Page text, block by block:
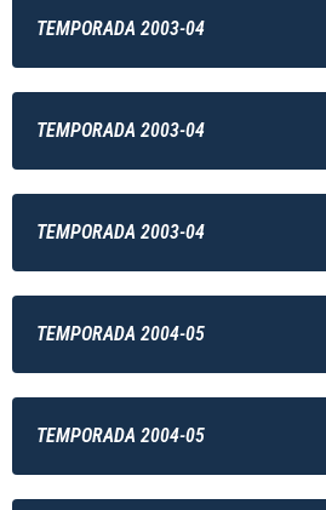
TEMPORADA 2003-04
TEMPORADA 2003-04
TEMPORADA 2003-04
TEMPORADA 2004-05
TEMPORADA 2004-05